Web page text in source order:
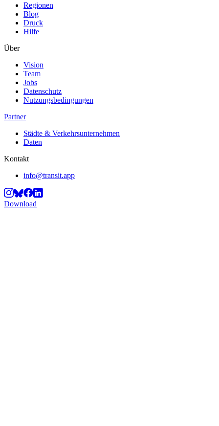
Regionen
Blog
Druck
Hilfe
Über
Vision
Team
Jobs
Datenschutz
Nutzungsbedingungen
Partner
Städte & Verkehrsunternehmen
Daten
Kontakt
info@transit.app
Download